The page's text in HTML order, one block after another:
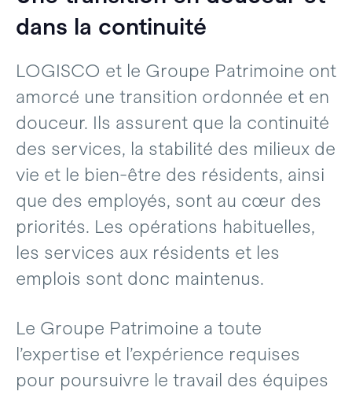
dans la continuité
LOGISCO et le Groupe Patrimoine ont
amorcé une transition ordonnée et en
douceur. Ils assurent que la continuité
des services, la stabilité des milieux de
vie et le bien-être des résidents, ainsi
que des employés, sont au cœur des
priorités. Les opérations habituelles,
les services aux résidents et les
emplois sont donc maintenus.
Le Groupe Patrimoine a toute
l’expertise et l’expérience requises
pour poursuivre le travail des équipes